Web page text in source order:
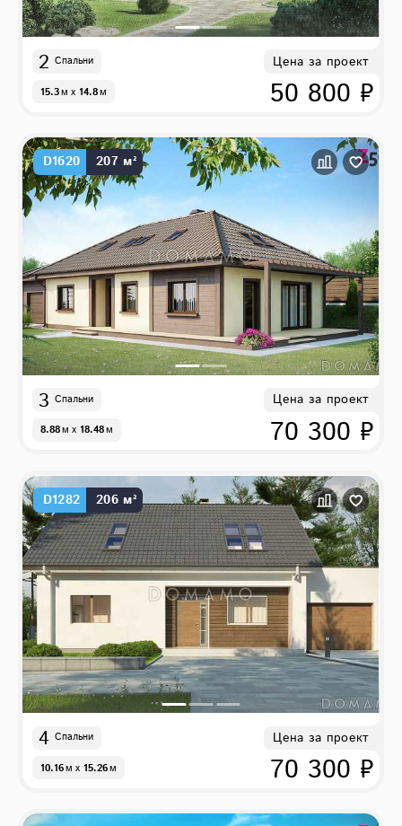
2 Спальни
15.3м x 14.8м
Цена за проект
50 800 ₽
D1620 207 м²
3 Спальни
8.88м x 18.48м
Цена за проект
70 300 ₽
D1282 206 м²
4 Спальни
10.16м x 15.26м
Цена за проект
70 300 ₽